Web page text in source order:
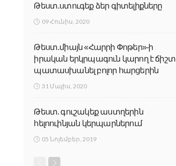
Թեստ․ստուգեք ձեր գիտելիքները
09 Հունիս, 2020
Թեստ․միայն «Հարրի Փոթեր»-ի
իրական երկրպագուն կարող է ճիշտ
պատասխանել բոլոր հարցերին
31 Մայիս, 2020
Թեստ. գուշակեք աստղերին
հելոուինյան կերպարներում
05 Նոյեմբեր, 2019